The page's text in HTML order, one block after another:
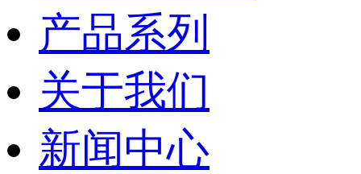
产品系列
关于我们
新闻中心